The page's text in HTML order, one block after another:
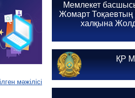
мәжілісі
Мемлекет
Жомарт Тоқаевтың
халқына
ҚР